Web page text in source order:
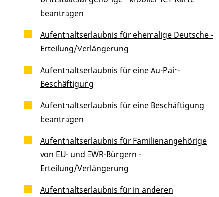
beantragen
Aufenthaltserlaubnis für ehemalige Deutsche -
Erteilung/Verlängerung
Aufenthaltserlaubnis für eine Au-Pair-
Beschäftigung
Aufenthaltserlaubnis für eine Beschäftigung
beantragen
Aufenthaltserlaubnis für Familienangehörige
von EU- und EWR-Bürgern -
Erteilung/Verlängerung
Aufenthaltserlaubnis für in anderen